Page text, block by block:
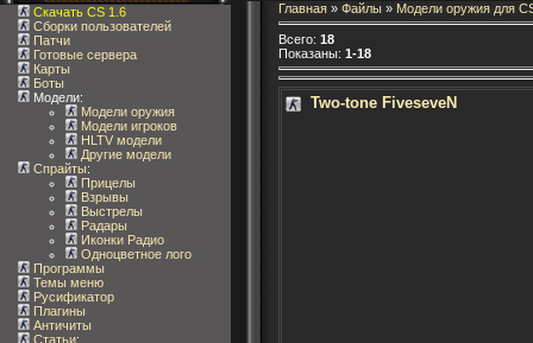
Скачать CS 1.6
Сборки пользователей
Патчи
Готовые сервера
Карты
Боты
Модели:
Модели оружия
Модели игроков
HLTV модели
Другие модели
Спрайты:
Прицелы
Взрывы
Выстрелы
Радары
Иконки Радио
Одноцветное лого
Программы
Темы меню
Русификатор
Плагины
Античиты
Статьи:
Главная » Файлы » Модели оружия для
Всего: 18
Показаны: 1-18
Two-tone FiveseveN